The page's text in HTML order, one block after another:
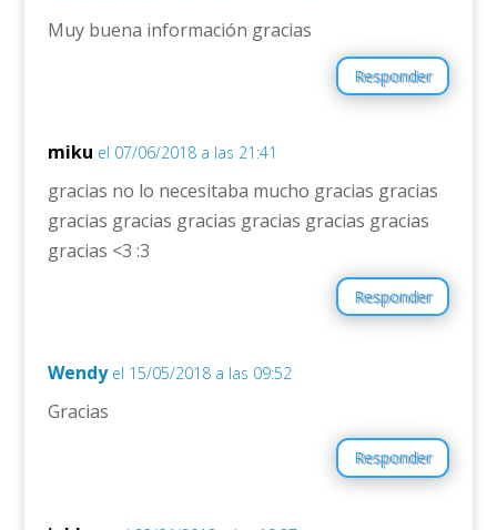
Muy buena información gracias
Responder
miku el 07/06/2018 a las 21:41
gracias no lo necesitaba mucho gracias gracias
gracias gracias gracias gracias gracias gracias
gracias <3 :3
Responder
Wendy el 15/05/2018 a las 09:52
Gracias
Responder